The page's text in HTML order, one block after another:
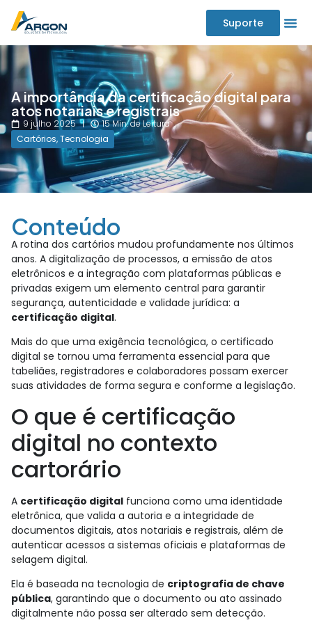
Suporte
A importância da certificação digital para
atos notariais e registrais
9 julho 2025
15 Min. de Leitura
Cartórios,Tecnologia
Conteúdo
A rotina dos cartórios mudou profundamente nos últimos
anos. A digitalização de processos, a emissão de atos
eletrônicos e a integração com plataformas públicas e
privadas exigem um elemento central para garantir
segurança, autenticidade e validade jurídica: a
certificação digital.
Mais do que uma exigência tecnológica, o certificado
digital se tornou uma ferramenta essencial para que
tabeliães, registradores e colaboradores possam exercer
suas atividades de forma segura e conforme a legislação.
O que é certificação
digital no contexto
cartorário
A certificação digital funciona como uma identidade
eletrônica, que valida a autoria e a integridade de
documentos digitais, atos notariais e registrais, além de
autenticar acessos a sistemas oficiais e plataformas de
selagem digital.
Ela é baseada na tecnologia de criptografia de chave
pública, garantindo que o documento ou ato assinado
digitalmente não possa ser alterado sem detecção.